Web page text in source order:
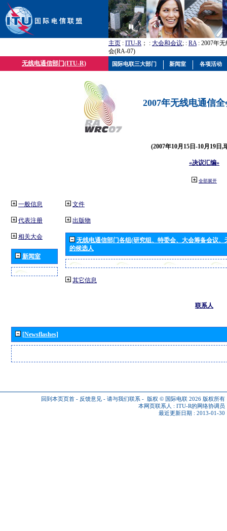
主页 : ITU-R ； : 大会和会议; : RA: 2007年
会(RA-07)
无线电通信部门(ITU-R)
2007年无线电通信
(2007年10月15日-10月19日,
«决议汇编»
全部展开
一般信息
代表注册
相关大会
新闻室
文件
出版物
无线电通信部门各组(研究组、特委会、大会筹备会议
的候选人
其它信息
联系人
[Newsflashes]
回到本页页首 - 反馈意见 - 请与我们联系 - 版权 © 国际电联 2026 版权所有
本网页联系人 : ITU-R的网络协调员
最近更新日期 : 2013-01-30
国际电联三大部门 新闻室 各项活动